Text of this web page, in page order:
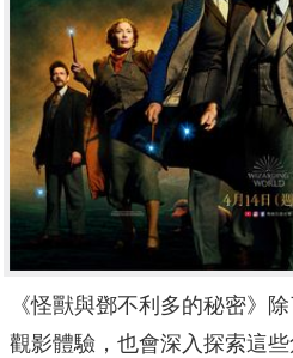
《怪獸與鄧不利多的秘密》
觀影體驗， 也會深入探索這些